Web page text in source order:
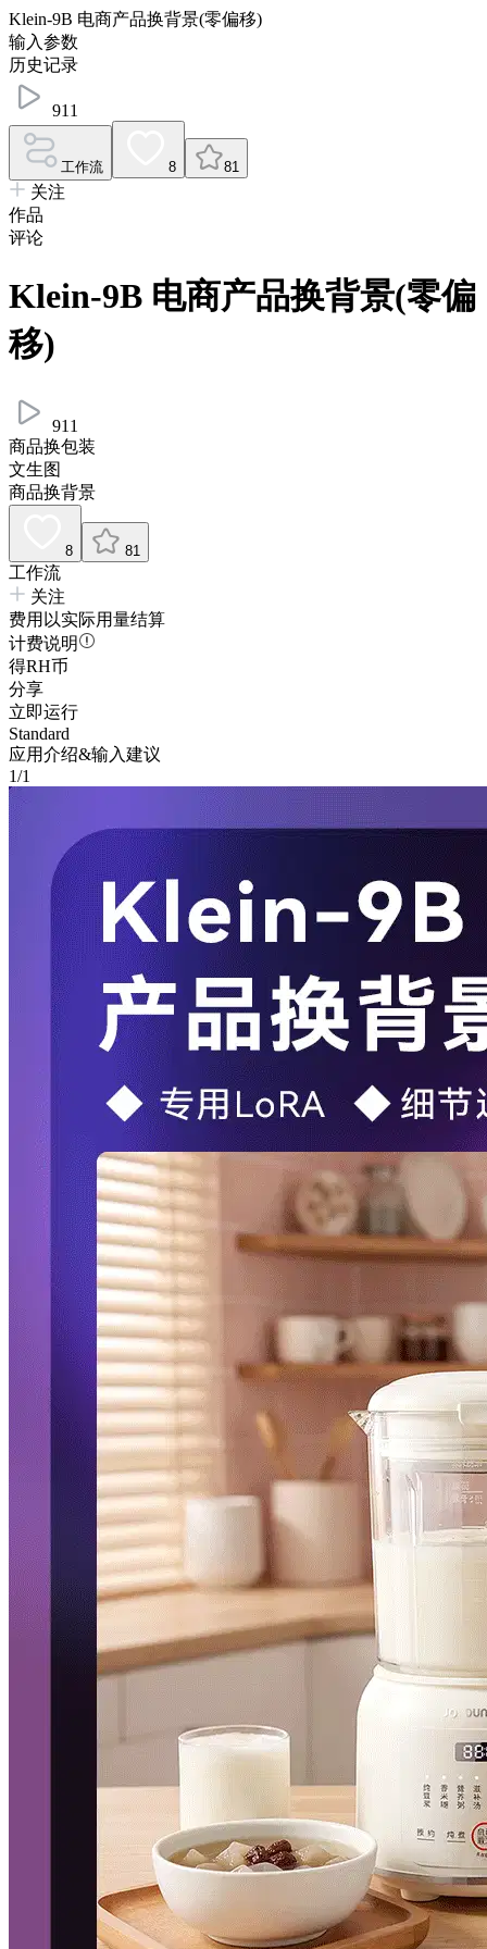
Klein-9B 电商产品换背景(零偏移)
输入参数
历史记录
911
工作流 8 81
关注
作品
评论
Klein-9B 电商产品换背景(零偏
移)
911
商品换包装
文生图
商品换背景
8 81
工作流
关注
费用以实际用量结算
计费说明
得RH币
分享
立即运行
Standard
应用介绍&输入建议
1/1